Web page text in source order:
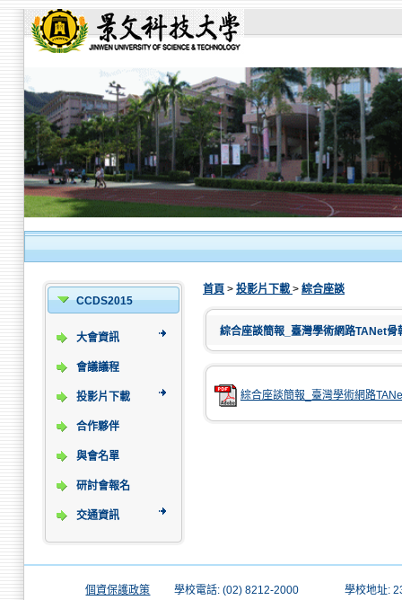
CCDS2015
大會資訊
會議議程
投影片下載
合作夥伴
與會名單
研討會報名
交通資訊
首頁 > 投影片下載 > 綜合座談
綜合座談簡報_臺灣學術網路TANet
綜合座談簡報_臺灣學術網路
個資保護政策 學校電話: (02) 8212-2000 學校地址: